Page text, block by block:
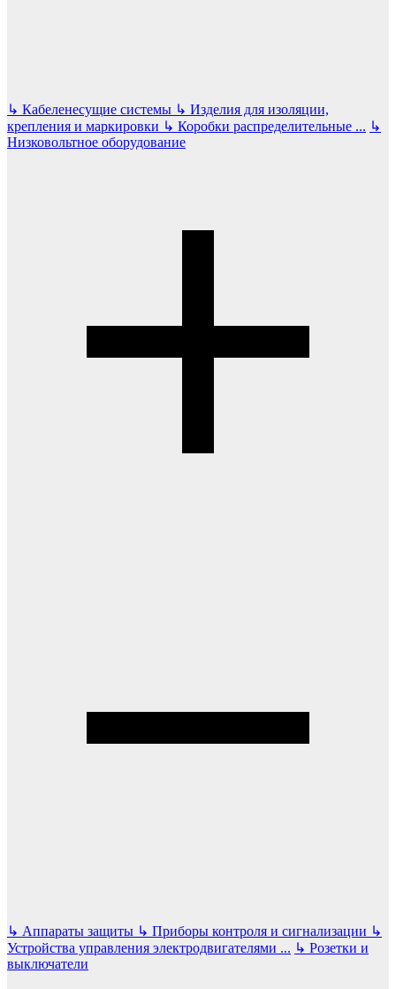
↳ Кабеленесущие системы ↳ Изделия для изоляции,
крепления и маркировки ↳ Коробки распределительные ... ↳
Низковольтное оборудование
↳ Аппараты защиты ↳ Приборы контроля и сигнализации ↳
Устройства управления электродвигателями ... ↳ Розетки и
выключатели